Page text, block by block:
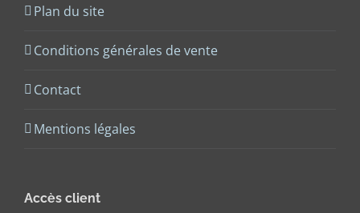
Plan du site
Conditions générales de vente
Contact
Mentions légales
Accès client